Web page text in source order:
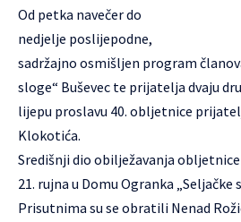
Od petka navečer do
nedjelje poslijepodne,
sadržajno osmišljen program
sloge“ Buševec te prijatelja dvaju
lijepu proslavu 40. obljetnice
Klokotića.
Središnji dio obilježavanja
21. rujna u Domu Ogranka „Seljačke
Prisutnima su se obratili Nenad